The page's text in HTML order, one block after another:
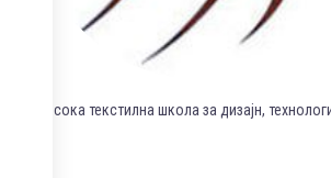
Висока текстилна школа за дизајн,